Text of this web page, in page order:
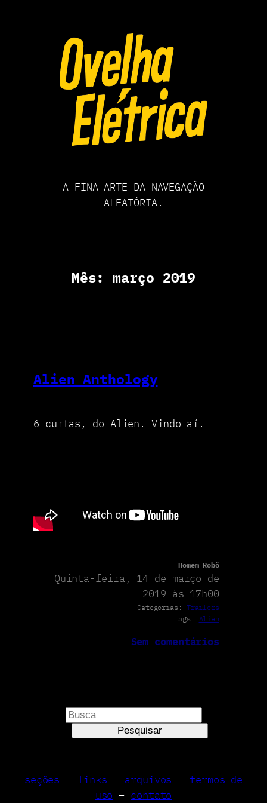
A FINA ARTE DA NAVEGAÇÃO
ALEATÓRIA.
Mês:março 2019
Alien Anthology
6 curtas, do Alien. Vindo aí.
Homem Robô
Quinta-feira, 14 de março de
2019 às 17h00
Categorias: Trailers
Tags: Alien
Sem comentários
P
u
Pesquisar
seções – links – arquivos –termos de
uso – contato